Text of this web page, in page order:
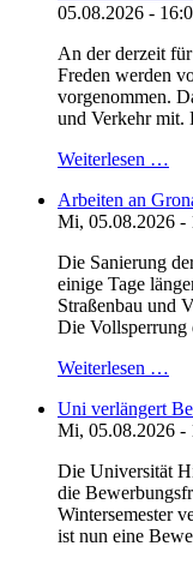
05.08.2026 -
An der derzeit
Freden werden
vorgenommen.
und Verkehr mit.
Weiterlesen …
Arbeiten an
Mi, 05.08.2026 -
Die Sanierung
einige Tage
Straßenbau und
Die Vollsperrung
Weiterlesen …
Uni verlängert
Mi, 05.08.2026 -
Die Universität
die
Wintersemester
ist nun eine